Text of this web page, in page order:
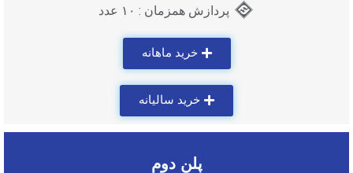
پردازش همزمان : ۱۰ عدد
خرید ماهانه
خرید سالیانه
پلن دوم